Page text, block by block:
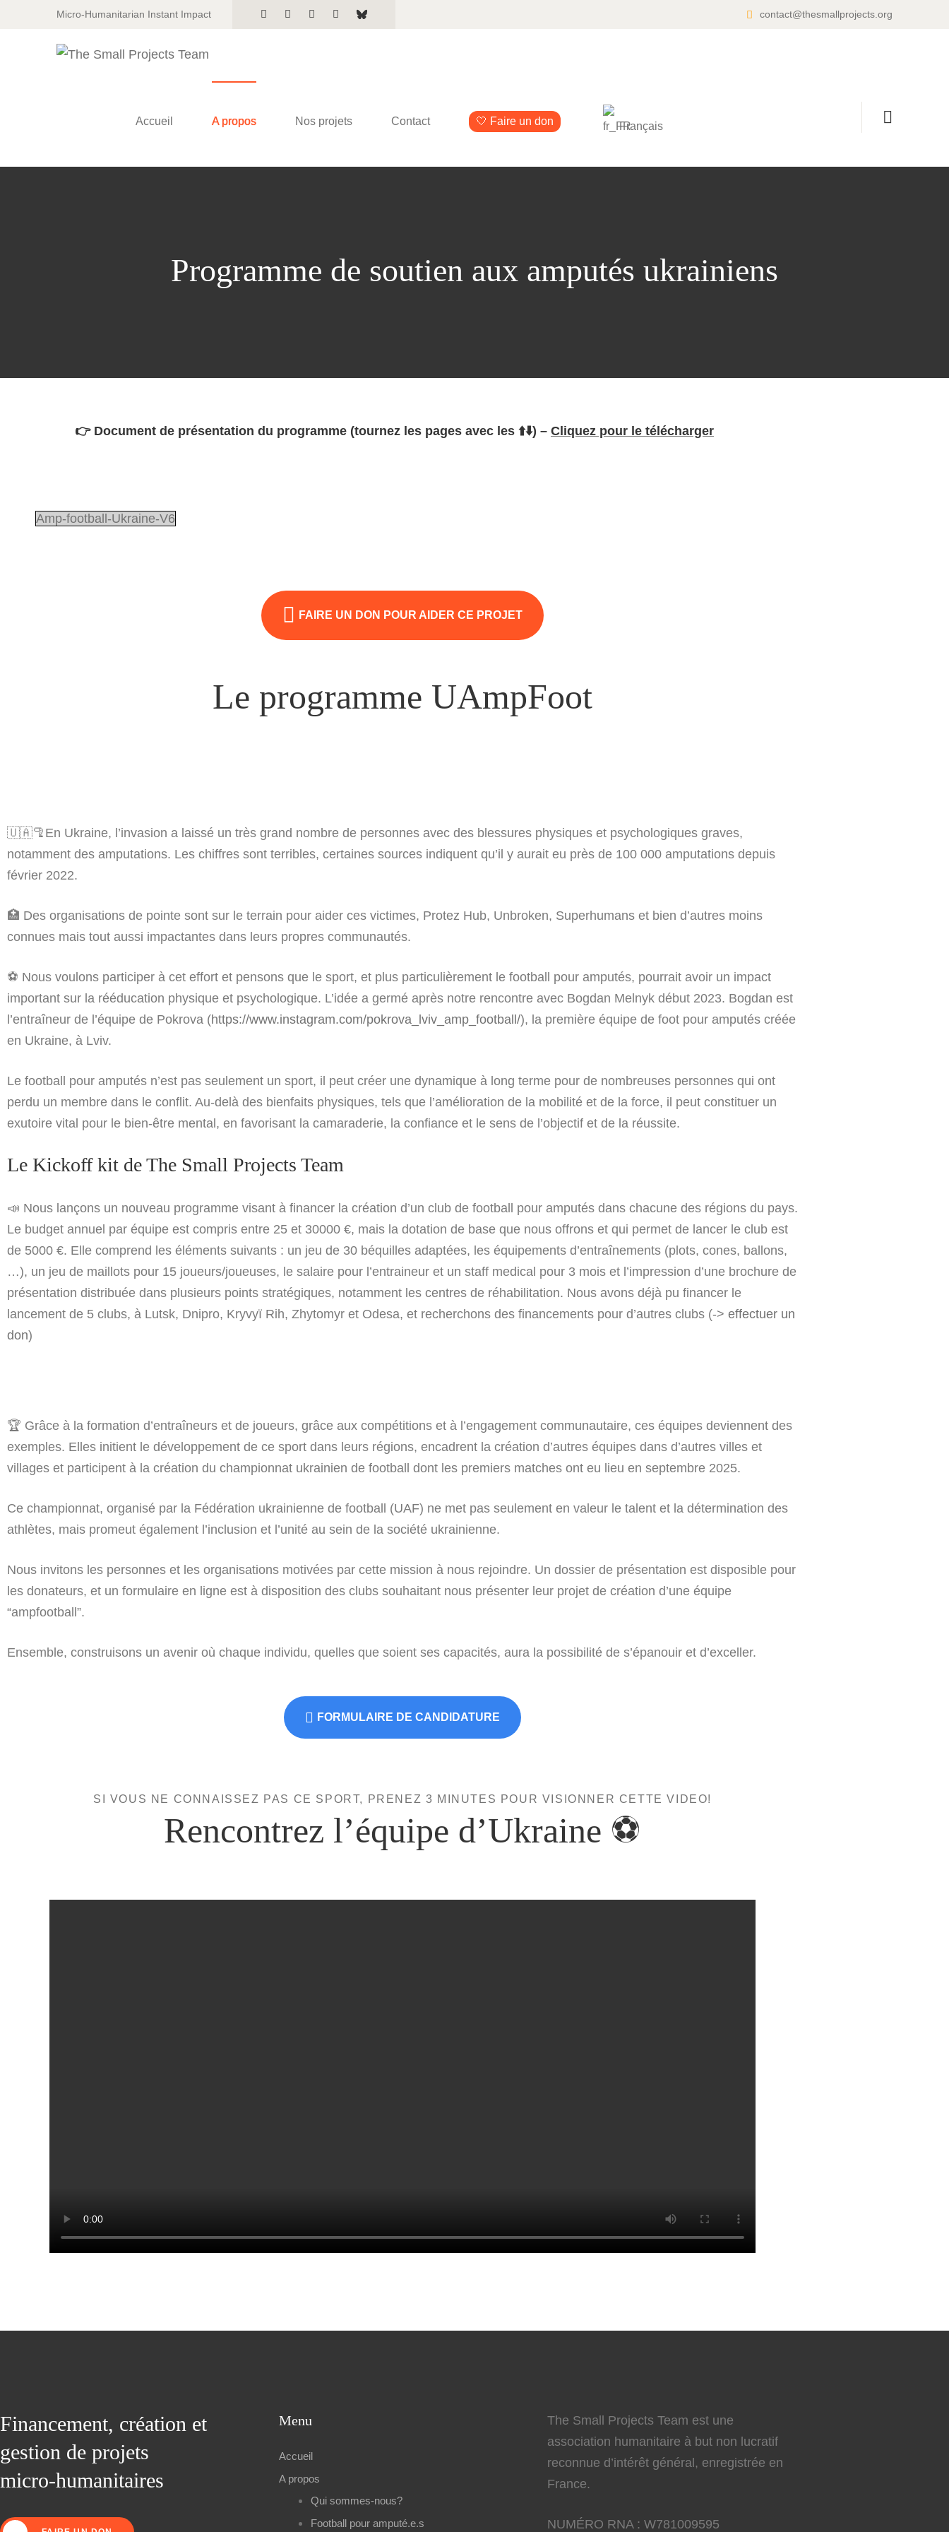
Micro-Humanitarian Instant Impact contact@thesmallprojects.org
Accueil A propos Nos projets Contact 🤍 Faire un don Français
Programme de soutien aux amputés ukrainiens
👉 Document de présentation du programme (tournez les pages avec les ⬆️⬇️) – Cliquez pour le télécharger
Amp-football-Ukraine-V6
FAIRE UN DON POUR AIDER CE PROJET
Le programme UAmpFoot
🇺🇦🦿En Ukraine, l’invasion a laissé un très grand nombre de personnes avec des blessures physiques et psychologiques graves,
notamment des amputations. Les chiffres sont terribles, certaines sources indiquent qu’il y aurait eu près de 100 000 amputations depuis
février 2022.
🏥 Des organisations de pointe sont sur le terrain pour aider ces victimes, Protez Hub, Unbroken, Superhumans et bien d’autres moins
connues mais tout aussi impactantes dans leurs propres communautés.
⚽️ Nous voulons participer à cet effort et pensons que le sport, et plus particulièrement le football pour amputés, pourrait avoir un impact
important sur la rééducation physique et psychologique. L’idée a germé après notre rencontre avec Bogdan Melnyk début 2023. Bogdan est
l’entraîneur de l’équipe de Pokrova (https://www.instagram.com/pokrova_lviv_amp_football/), la première équipe de foot pour amputés créée
en Ukraine, à Lviv.
Le football pour amputés n’est pas seulement un sport, il peut créer une dynamique à long terme pour de nombreuses personnes qui ont
perdu un membre dans le conflit. Au-delà des bienfaits physiques, tels que l’amélioration de la mobilité et de la force, il peut constituer un
exutoire vital pour le bien-être mental, en favorisant la camaraderie, la confiance et le sens de l’objectif et de la réussite.
Le Kickoff kit de The Small Projects Team
📣 Nous lançons un nouveau programme visant à financer la création d’un club de football pour amputés dans chacune des régions du pays.
Le budget annuel par équipe est compris entre 25 et 30000 €, mais la dotation de base que nous offrons et qui permet de lancer le club est
de 5000 €. Elle comprend les éléments suivants : un jeu de 30 béquilles adaptées, les équipements d’entraînements (plots, cones, ballons,
…), un jeu de maillots pour 15 joueurs/joueuses, le salaire pour l’entraineur et un staff medical pour 3 mois et l’impression d’une brochure de
présentation distribuée dans plusieurs points stratégiques, notamment les centres de réhabilitation. Nous avons déjà pu financer le
lancement de 5 clubs, à Lutsk, Dnipro, Kryvyï Rih, Zhytomyr et Odesa, et recherchons des financements pour d’autres clubs (-> effectuer un
don)
🏆 Grâce à la formation d’entraîneurs et de joueurs, grâce aux compétitions et à l’engagement communautaire, ces équipes deviennent des
exemples. Elles initient le développement de ce sport dans leurs régions, encadrent la création d’autres équipes dans d’autres villes et
villages et participent à la création du championnat ukrainien de football dont les premiers matches ont eu lieu en septembre 2025.
Ce championnat, organisé par la Fédération ukrainienne de football (UAF) ne met pas seulement en valeur le talent et la détermination des
athlètes, mais promeut également l’inclusion et l’unité au sein de la société ukrainienne.
Nous invitons les personnes et les organisations motivées par cette mission à nous rejoindre. Un dossier de présentation est disposible pour
les donateurs, et un formulaire en ligne est à disposition des clubs souhaitant nous présenter leur projet de création d’une équipe
“ampfootball”.
Ensemble, construisons un avenir où chaque individu, quelles que soient ses capacités, aura la possibilité de s’épanouir et d’exceller.
FORMULAIRE DE CANDIDATURE
SI VOUS NE CONNAISSEZ PAS CE SPORT, PRENEZ 3 MINUTES POUR VISIONNER CETTE VIDEO!
Rencontrez l’équipe d’Ukraine ⚽
Financement, création et
gestion de projets
micro-humanitaires
Menu
Accueil
A propos
Qui sommes-nous?
Football pour amputé.e.s
The Small Projects Team est une
association humanitaire à but non lucratif
reconnue d’intérêt général, enregistrée en
France.
NUMÉRO RNA : W781009595